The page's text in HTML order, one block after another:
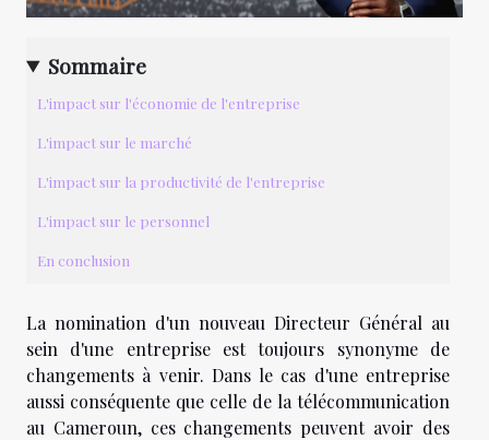
Sommaire
L'impact sur l'économie de l'entreprise
L'impact sur le marché
L'impact sur la productivité de l'entreprise
L'impact sur le personnel
En conclusion
La nomination d'un nouveau Directeur Général au
sein d'une entreprise est toujours synonyme de
changements à venir. Dans le cas d'une entreprise
aussi conséquente que celle de la télécommunication
au Cameroun, ces changements peuvent avoir des